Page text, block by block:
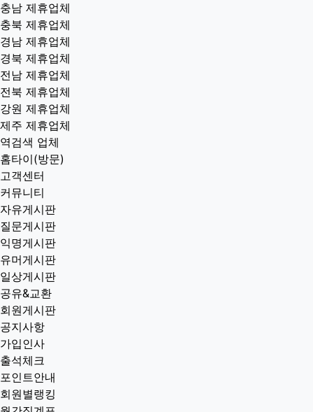
충남 제휴업체
충북 제휴업체
경남 제휴업체
경북 제휴업체
전남 제휴업체
전북 제휴업체
강원 제휴업체
제주 제휴업체
역검색 업체
홈타이(방문)
고객센터
커뮤니티
자유게시판
질문게시판
익명게시판
유머게시판
일상게시판
공유&교환
회원게시판
공지사항
가입인사
출석체크
포인트안내
회원별랭킹